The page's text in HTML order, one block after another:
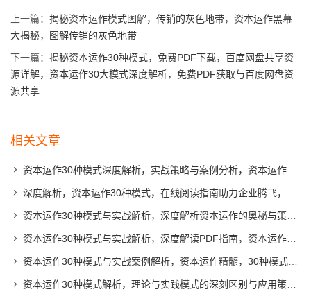
上一篇： 揭秘资本运作模式图解，传销的灰色地带，资本运作黑幕
大揭秘，图解传销的灰色地带
下一篇： 揭秘资本运作30种模式，免费PDF下载，百度网盘共享资
源详解，资本运作30大模式深度解析，免费PDF获取与百度网盘资
源共享
相关文章
资本运作30种模式深度解析，实战策略与案例分析，资本运作30大模式揭秘，实战策略与案例精析
深度解析，资本运作30种模式，在线阅读指南助力企业腾飞，揭秘资本奥秘，30种资本运作模式深度解析指南
资本运作30种模式与实战解析，深度解析资本运作的奥秘与策略，解码资本运作，30种实战模式与策略解析
资本运作30种模式与实战解析，深度解读PDF指南，资本运作30大模式深度解析与实战指南
资本运作30种模式与实战案例解析，资本运作精髓，30种模式深度解析与实战案例分析
资本运作30种模式解析，理论与实践模式的深刻区别与应用策略，资本运作30大模式揭秘，理论与实践应用策略对比